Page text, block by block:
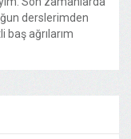
derslerimden
baş ağrılarım